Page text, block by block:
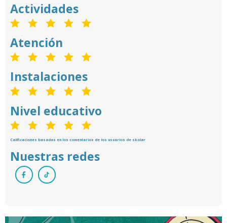
Actividades
Atención
Instalaciones
Nivel educativo
Calificaciones basadas en los comentarios de los usuarios de skolar
Nuestras redes